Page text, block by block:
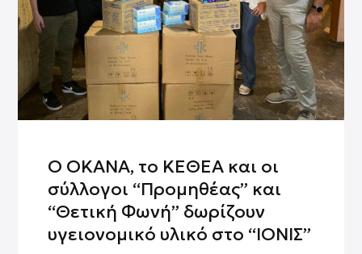
Ο ΟΚΑΝΑ, το ΚΕΘΕΑ και οι
σύλλογοι “Προμηθέας” και
“Θετική Φωνή” δωρίζουν
υγειονομικό υλικό στο “ΙΟΝΙΣ”